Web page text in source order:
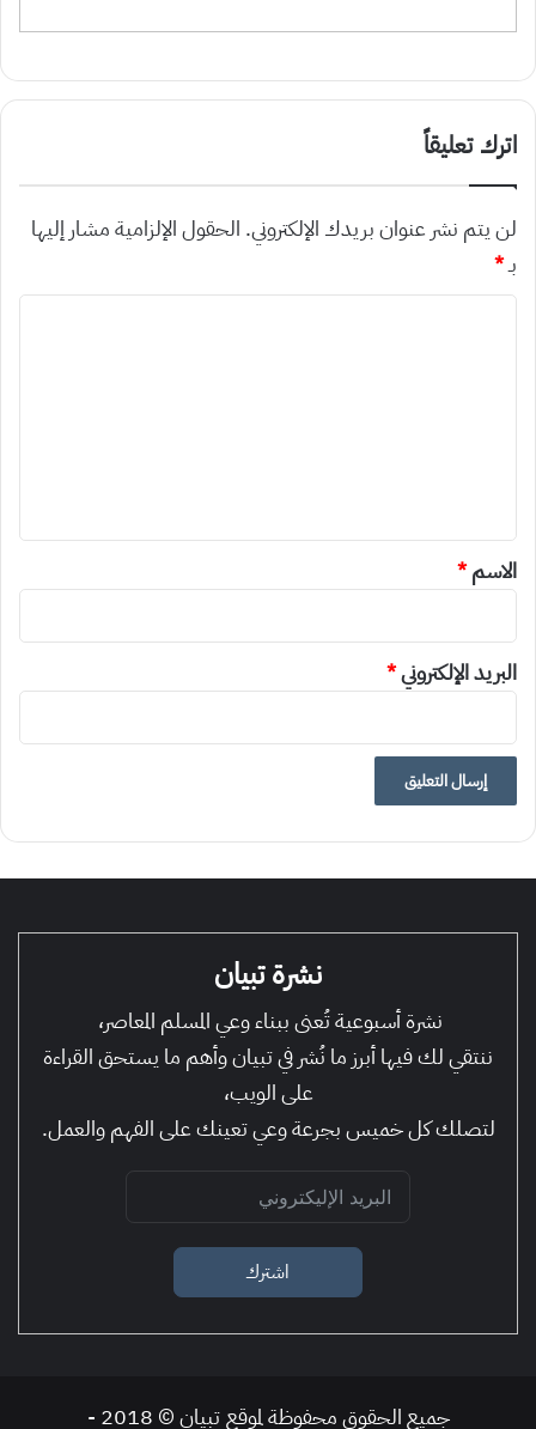
اترك تعليقاً
لن يتم نشر عنوان بريدك الإلكتروني. الحقول الإلزامية مشار إليها
بـ*
*
الاسم*
البريد الإلكتروني*
نشرة تبيان
نشرة أسبوعية تُعنى ببناء وعي المسلم المعاصر،
ننتقي لك فيها أبرز ما نُشر في تبيان وأهم ما يستحق القراءة
على الويب،
لتصلك كل خميس بجرعة وعي تعينك على الفهم والعمل.
اشترك
جميع الحقوق محفوظة لموقع تبيان © 2018 -